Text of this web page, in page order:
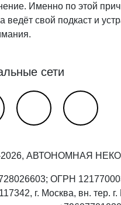
Именно по этой
ведёт свой подкаст и
сети
2026, АВТОНОМНАЯ
ОГРН
г. Москва, вн. тер.